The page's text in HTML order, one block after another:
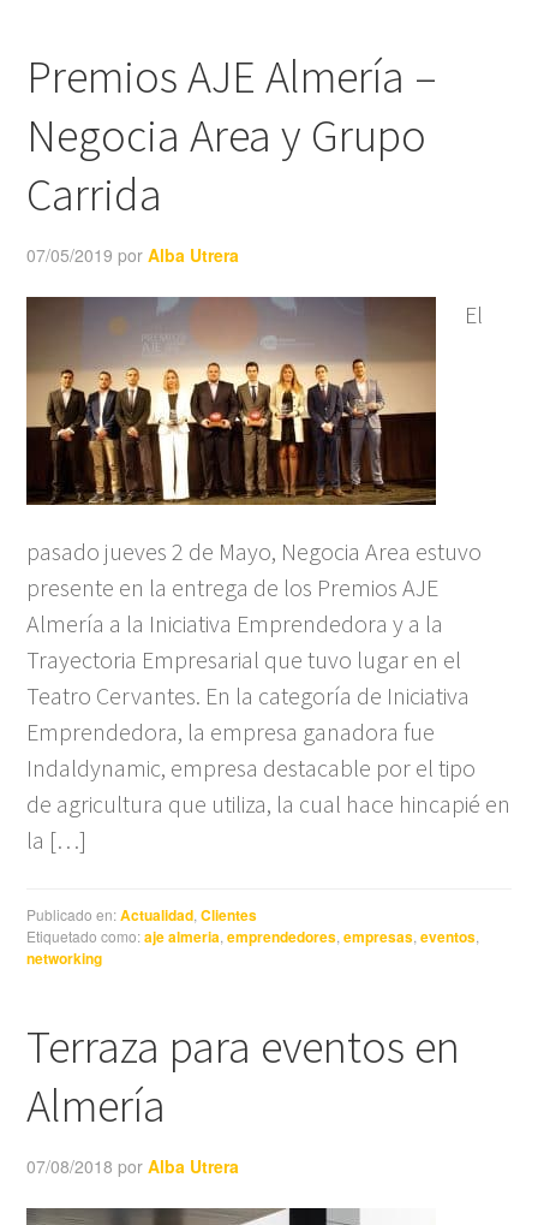
Premios AJE Almería –
Negocia Area y Grupo
Carrida
07/05/2019 porAlba Utrera
El
pasado jueves 2 de Mayo, Negocia Area estuvo
presente en la entrega de los Premios AJE
Almería a la Iniciativa Emprendedora y a la
Trayectoria Empresarial que tuvo lugar en el
Teatro Cervantes. En la categoría de Iniciativa
Emprendedora, la empresa ganadora fue
Indaldynamic, empresa destacable por el tipo
de agricultura que utiliza, la cual hace hincapié en
la […]
Publicado en:Actualidad ,Clientes
Etiquetado como:aje almeria ,emprendedores ,empresas ,eventos
networking
Terraza para eventos en
Almería
07/08/2018 porAlba Utrera